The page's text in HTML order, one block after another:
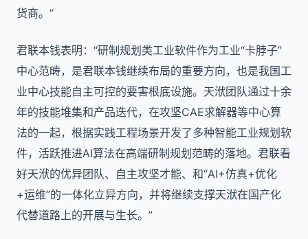
货商。”
君联本钱表明：“研制规划类工业软件作为工业“卡脖子”
中心范畴，是君联本钱继续布局的重要方向，也是我国工
业中心技能自主可控的要害根底设施。天洑团队通过十余
年的技能堆集和产品迭代，在攻坚CAE求解器等中心算
法的一起，根据实践工程场景开发了多种智能工业规划软
件，活跃推进AI算法在高端研制规划范畴的落地。君联看
好天洑的优异团队、自主攻坚才能、和“AI+仿真+优化
+运维”的一体化立异方向，并将继续支撑天洑在国产化
代替道路上的开展与生长。”